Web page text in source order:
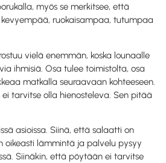
myös se merkitsee, että
ruokaisampaa, tutumpaa
vielä enemmän, koska lounaalle
ihmisiä. Osa tulee toimistolta, osa
matkalla seuraavaan kohteeseen.
tarvitse olla hienosteleva. Sen pitää
asioissa. Siinä, että salaatti on
oikeasti lämmintä ja palvelu pysyy
Siinäkin, että pöytään ei tarvitse